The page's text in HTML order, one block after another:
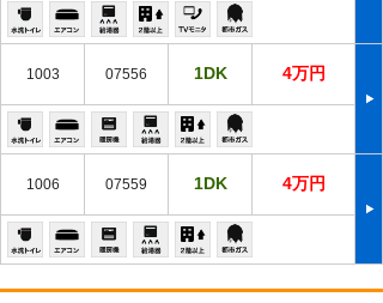
1003 07556 1DK 4万円
1006 07559 1DK 4万円